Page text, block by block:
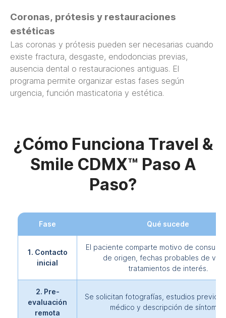
Coronas, prótesis y restauraciones
estéticas
Las coronas y prótesis pueden ser necesarias cuando
existe fractura, desgaste, endodoncias previas,
ausencia dental o restauraciones antiguas. El
programa permite organizar estas fases según
urgencia, función masticatoria y estética.
¿Cómo Funciona Travel &
Smile CDMX™ Paso A
Paso?
Fase Qué sucede
1. Contacto
inicial
El paciente comparte motivo de
de origen, fechas probables de
tratamientos de interés.
2. Pre-
evaluación
remota
Se solicitan fotografías, estudios previos,
médico y descripción de síntomas.